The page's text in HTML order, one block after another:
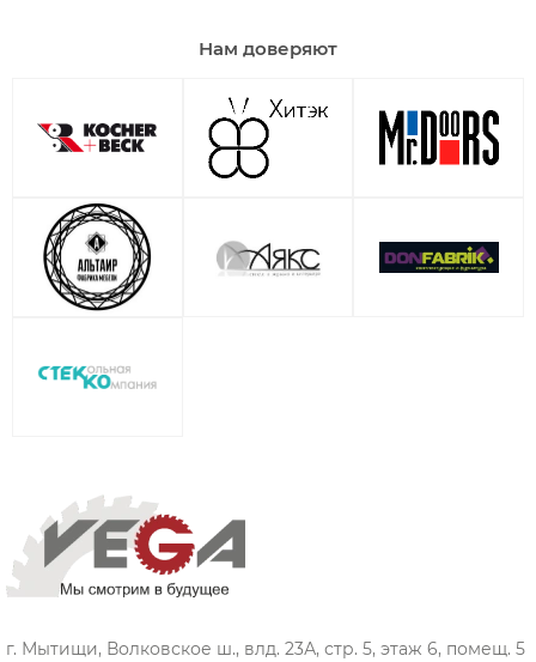
Нам доверяют
г. Мытищи, Волковское ш., влд. 23А, стр. 5, этаж 6, помещ. 5